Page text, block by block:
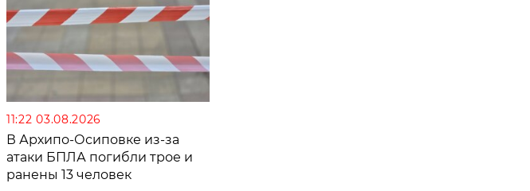
11:22 03.08.2026
В Архипо-Осиповке из-за
атаки БПЛА погибли трое и
ранены 13 человек